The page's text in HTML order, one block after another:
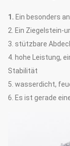
1. Ein besonders
2. Ein Ziegelstein-
3. stützbare
4. hohe Leistung,
Stabilität
5. wasserdicht,
6. Es ist gerade